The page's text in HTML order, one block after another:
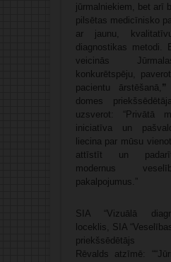
jūrmalniekiem, bet arī
pilsētas medicīnisko
ar jaunu,
diagnostikas metodi.
veicinās
konkurētspēju,
pacientu ārstēšanā, ”
domes
uzsverot:
“Privātā
iniciatīva un
liecina par mūsu
attīstīt un padarīt
modernus
pakalpojumus.”
SIA “Vizuālā
loceklis, SIA
Rēvalds atzīmē: